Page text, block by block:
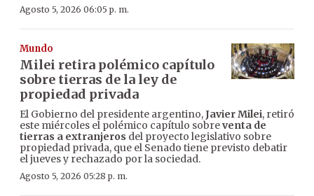
Agosto 5, 2026 06:05 p. m.
Mundo
Milei retira polémico capítulo
sobre tierras de la ley de
propiedad privada
El Gobierno del presidente argentino,Javier Milei, retiró
este miércoles el polémico capítulo sobreventa de
tierras a extranjeros del proyecto legislativo sobre
propiedad privada, que el Senado tiene previsto debatir
el jueves y rechazado por la sociedad.
Agosto 5, 2026 05:28 p. m.